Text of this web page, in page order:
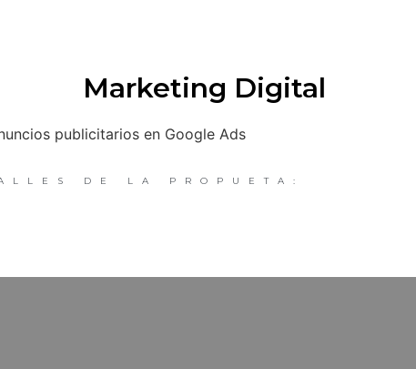
Marketing Digital
publicitarios en Google Ads
DE LA PROPUETA: